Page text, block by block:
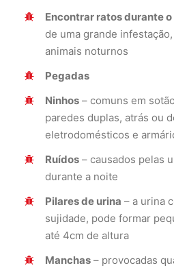
Encontrar ratos durante o
de uma grande
animais noturnos
Pegadas
Ninhos – comuns em
paredes duplas, atrás ou
eletrodomésticos e
Ruídos – causados pelas
durante a noite
Pilares de urina – a urina
sujidade, pode formar
até 4cm de altura
Manchas – provocadas